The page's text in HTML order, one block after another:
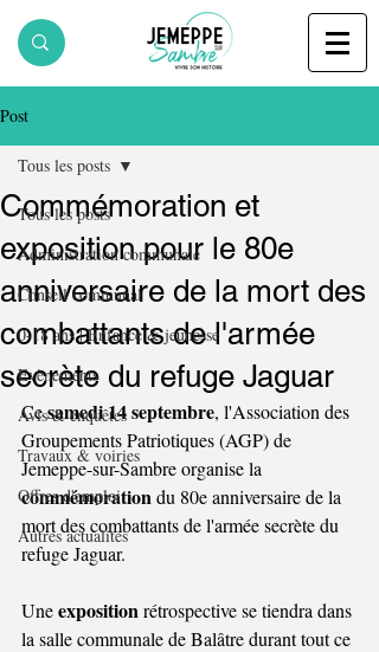
Post
Tous les posts
Administration communale
Conseil communal
0-18 ans | Enfance & jeunesse
Evènements
Avis & enquêtes
Travaux & voiries
Offres d'emploi
Autres actualités
Tous les posts
Commémoration et
exposition pour le 80e
anniversaire de la mort des
combattants de l'armée
secrète du refuge Jaguar
Ce samedi 14 septembre, l'Association des
Groupements Patriotiques (AGP) de
Jemeppe-sur-Sambre organise la
commémoration du 80e anniversaire de la
mort des combattants de l'armée secrète du
refuge Jaguar.
Une exposition rétrospective se tiendra dans
la salle communale de Balâtre durant tout ce